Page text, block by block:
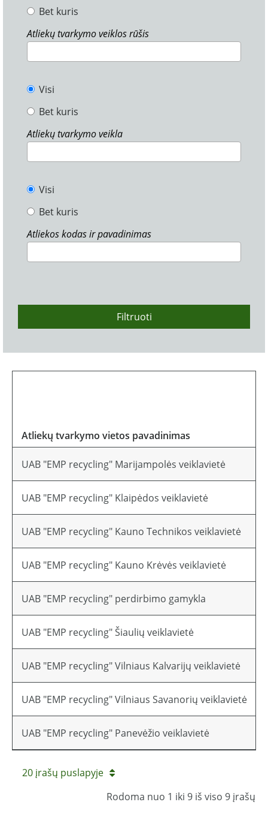
Bet kuris
Atliekų tvarkymo veiklos rūšis
Visi
Bet kuris
Atliekų tvarkymo veikla
Visi
Bet kuris
Atliekos kodas ir pavadinimas
Filtruoti
Atliekų tvarkymo vietos pavadinimas
UAB "EMP recycling" Marijampolės veiklavietė
UAB "EMP recycling" Klaipėdos veiklavietė
UAB "EMP recycling" Kauno Technikos veiklavietė
UAB "EMP recycling" Kauno Krėvės veiklavietė
UAB "EMP recycling" perdirbimo gamykla
UAB "EMP recycling" Šiaulių veiklavietė
UAB "EMP recycling" Vilniaus Kalvarijų veiklavietė
UAB "EMP recycling" Vilniaus Savanorių veiklavietė
UAB "EMP recycling" Panevėžio veiklavietė
20 įrašų puslapyje
Rodoma nuo 1 iki 9 iš viso 9 įrašų